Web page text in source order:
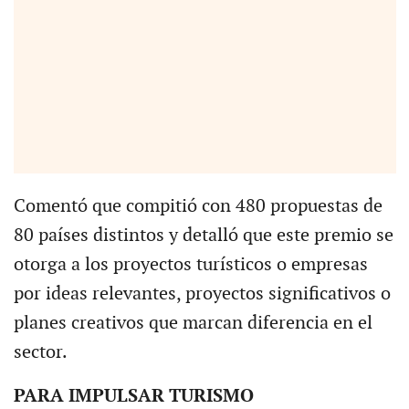
Comentó que compitió con 480 propuestas de
80 países distintos y detalló que este premio se
otorga a los proyectos turísticos o empresas
por ideas relevantes, proyectos significativos o
planes creativos que marcan diferencia en el
sector.
PARA IMPULSAR TURISMO